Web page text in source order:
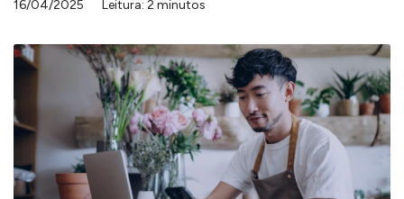
16/04/2025 Leitura: 2 minutos